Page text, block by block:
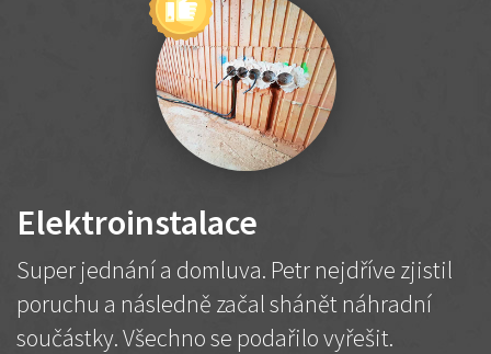
Elektroinstalace
Super jednání a domluva. Petr nejdříve zjistil
poruchu a následně začal shánět náhradní
součástky. Všechno se podařilo vyřešit.